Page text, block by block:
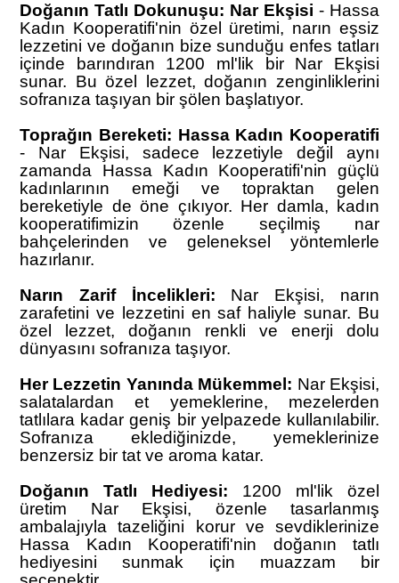
Doğanın Tatlı Dokunuşu: Nar Ekşisi - Hassa
Kadın Kooperatifi'nin özel üretimi, narın eşsiz
lezzetini ve doğanın bize sunduğu enfes tatları
içinde barındıran 1200 ml'lik bir Nar Ekşisi
sunar. Bu özel lezzet, doğanın zenginliklerini
sofranıza taşıyan bir şölen başlatıyor.
Toprağın Bereketi: Hassa Kadın Kooperatifi
- Nar Ekşisi, sadece lezzetiyle değil aynı
zamanda Hassa Kadın Kooperatifi'nin güçlü
kadınlarının emeği ve topraktan gelen
bereketiyle de öne çıkıyor. Her damla, kadın
kooperatifimizin özenle seçilmiş nar
bahçelerinden ve geleneksel yöntemlerle
hazırlanır.
Narın Zarif İncelikleri: Nar Ekşisi, narın
zarafetini ve lezzetini en saf haliyle sunar. Bu
özel lezzet, doğanın renkli ve enerji dolu
dünyasını sofranıza taşıyor.
Her Lezzetin Yanında Mükemmel: Nar Ekşisi,
salatalardan et yemeklerine, mezelerden
tatlılara kadar geniş bir yelpazede kullanılabilir.
Sofranıza eklediğinizde, yemeklerinize
benzersiz bir tat ve aroma katar.
Doğanın Tatlı Hediyesi: 1200 ml'lik özel
üretim Nar Ekşisi, özenle tasarlanmış
ambalajıyla tazeliğini korur ve sevdiklerinize
Hassa Kadın Kooperatifi'nin doğanın tatlı
hediyesini sunmak için muazzam bir